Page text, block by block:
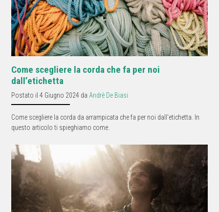
Come scegliere la corda che fa per noi
dall’etichetta
Postato il 4 Giugno 2024 da Andrè De Biasi
Come scegliere la corda da arrampicata che fa per noi dall'etichetta. In
questo articolo ti spieghiamo come.